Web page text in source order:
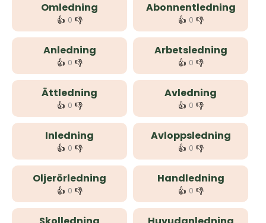
Omledning
👍 0 👎
Abonnentledning
👍 0 👎
Anledning
👍 0 👎
Arbetsledning
👍 0 👎
Ättledning
👍 0 👎
Avledning
👍 0 👎
Inledning
👍 0 👎
Avloppsledning
👍 0 👎
Oljerörledning
👍 0 👎
Handledning
👍 0 👎